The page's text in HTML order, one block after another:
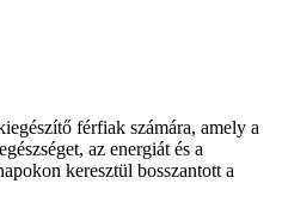
férfiak számára, amely a
az energiát és a
keresztül bosszantott a